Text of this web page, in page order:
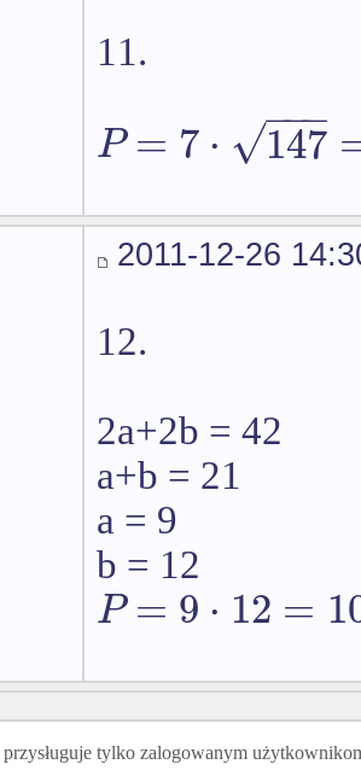
11.
P = 7⋅ 147
−−
−
√
2011-12-26
12.
2a+2b = 42
a+b = 21
a = 9
b = 12
P = 9⋅ 12 =
przysługuje tylko zalogowanym